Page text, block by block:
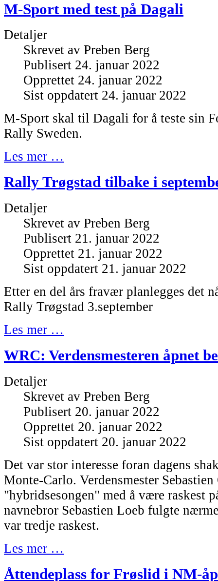
M-Sport med test på Dagali
Detaljer
Skrevet av Preben Berg
Publisert 24. januar 2022
Opprettet 24. januar 2022
Sist oppdatert 24. januar 2022
M-Sport skal til Dagali for å teste sin
Rally Sweden.
Les mer …
Rally Trøgstad tilbake i
Detaljer
Skrevet av Preben Berg
Publisert 21. januar 2022
Opprettet 21. januar 2022
Sist oppdatert 21. januar 2022
Etter en del års fravær planlegges det
Rally Trøgstad 3.september
Les mer …
WRC: Verdensmesteren åpnet
Detaljer
Skrevet av Preben Berg
Publisert 20. januar 2022
Opprettet 20. januar 2022
Sist oppdatert 20. januar 2022
Det var stor interesse foran dagens
Monte-Carlo. Verdensmester
"hybridsesongen" med å være raskest
navnebror Sebastien Loeb fulgte
var tredje raskest.
Les mer …
Åttendeplass for Frøslid i NM-